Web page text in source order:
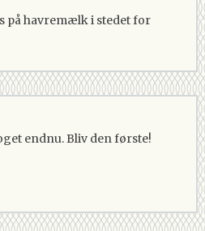
på havremælk i stedet for
endnu. Bliv den første!